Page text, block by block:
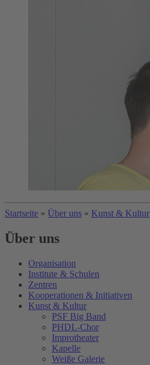
Startseite » Über uns » Kunst & Kultur
Über uns
Organisation
Institute & Schulen
Zentren
Kooperationen & Initiativen
Kunst & Kultur
PSF Big Band
PHDL-Chor
Improtheater
Kapelle
Weiße Galerie